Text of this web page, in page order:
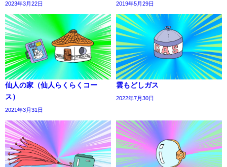
2023年3月22日 2019年5月29日
仙人の家（仙人らくらくコー
ス）
2021年3月31日
雲もどしガス
2022年7月30日